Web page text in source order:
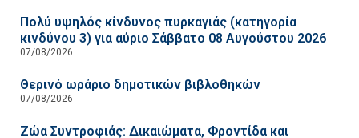
Πολύ υψηλός κίνδυνος πυρκαγιάς (κατηγορία
κινδύνου 3) για αύριο Σάββατο 08 Αυγούστου 2026
07/08/2026
Θερινό ωράριο δημοτικών βιβλοθηκών
07/08/2026
Ζώα Συντροφιάς: Δικαιώματα, Φροντίδα και